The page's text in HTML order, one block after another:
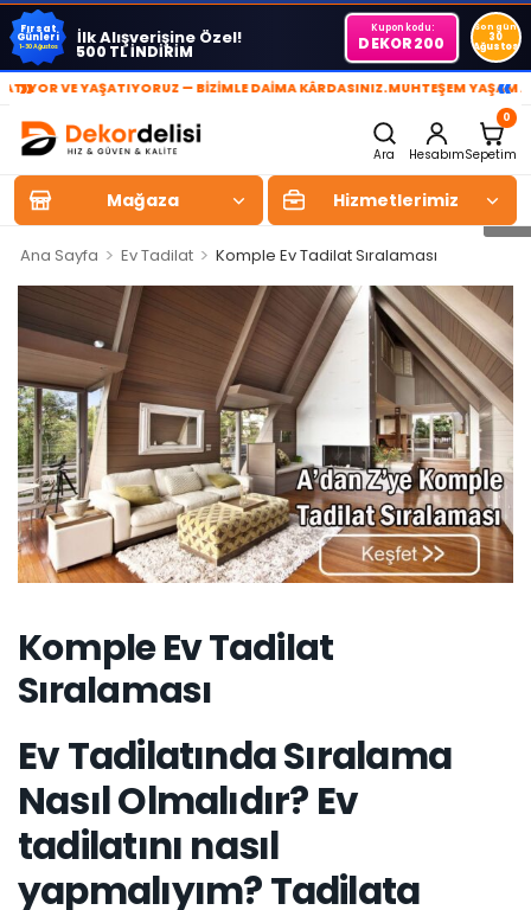
Fırsat
Günleri
1-30 Ağustos İlk Alışverişine Özel!
500 TL İNDİRİM
Kupon kodu:
DEKOR200
Son gün
30
Ağustos
»
VE YAŞATIYORUZ — BİZİMLE DAİMA KÂRDASINIZ.MUHTEŞEM YAŞAM «
Ara Hesabım
0
Sepetim
Mağaza Hizmetlerimiz
Ana Sayfa > Ev Tadilat > Komple Ev Tadilat Sıralaması
Komple Ev Tadilat
Sıralaması
Ev Tadilatında Sıralama
Nasıl Olmalıdır? Ev
tadilatını nasıl
yapmalıyım?Tadilata